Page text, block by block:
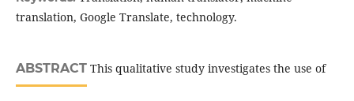
translation, Google Translate, technology.
ABSTRACTThis qualitative study investigates the use of